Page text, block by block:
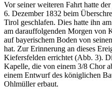
Vor seiner weiteren Fahrt hatte
6. Dezember 1832 beim
Tirol geschlafen. Dies hatte ihn
am darauffolgenden Morgen von
auf bayerischem Boden von
hat. Zur Erinnerung an dieses
Kiefersfelden errichtet (Abb. 3).
Kapelle, die von einem 3/8 Chor
einem Entwurf des königlichen
Ohlmüller erbaut.